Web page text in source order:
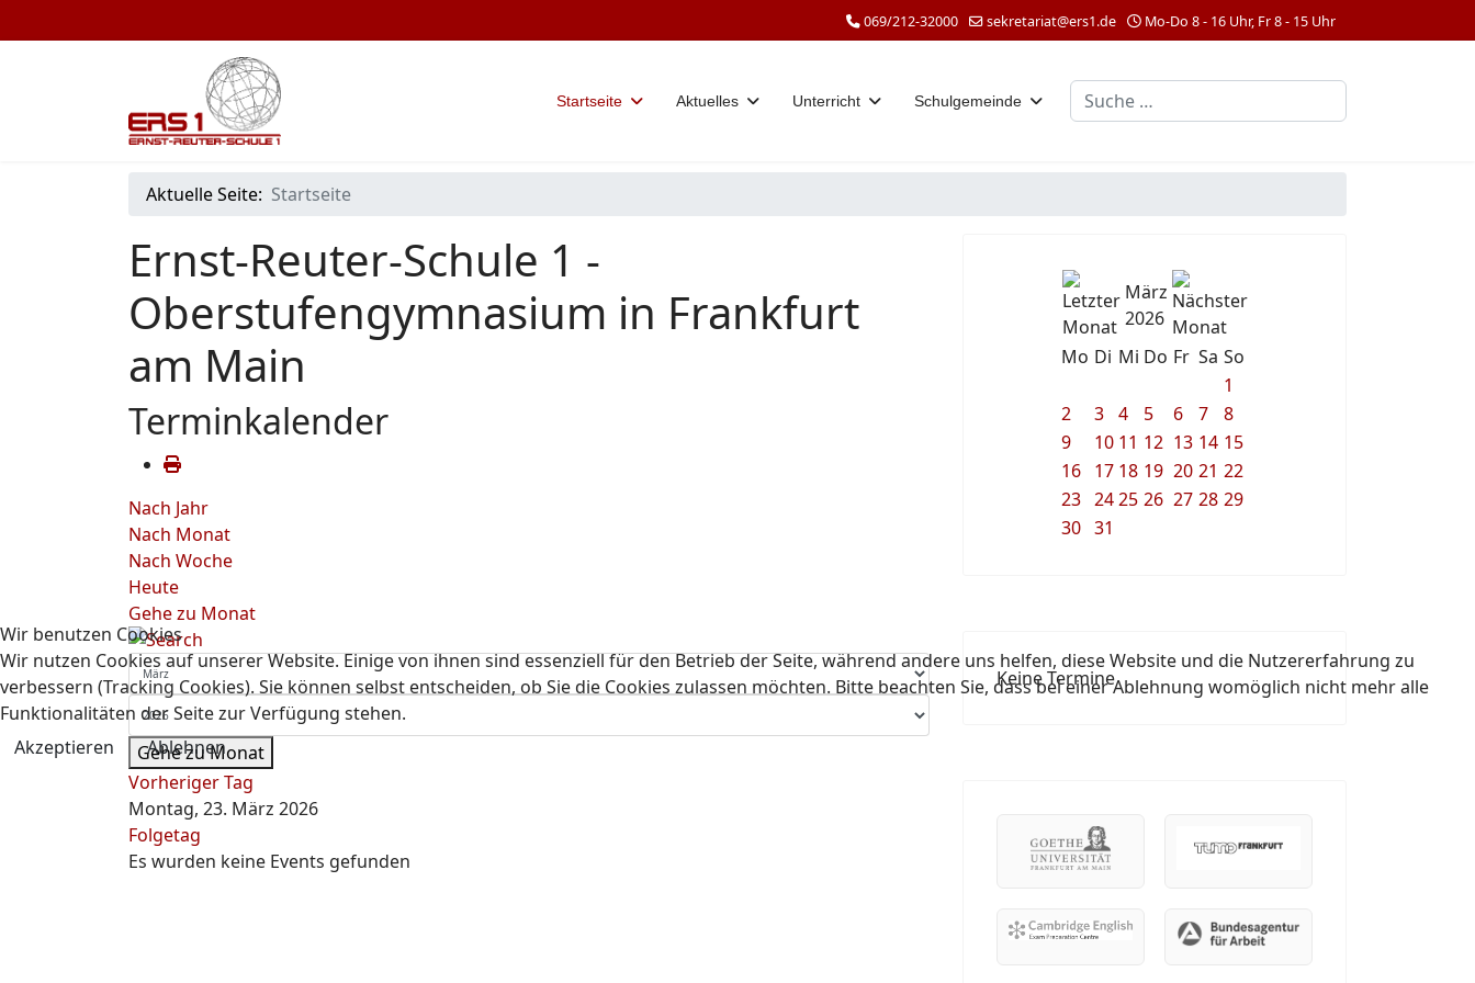
069/212-32000 sekretariat@ers1.de Mo-Do 8 - 16 Uhr, Fr 8 - 15 Uhr
Startseite Aktuelles Unterricht Schulgemeinde Suchen
Aktuelle Seite: Startseite
Ernst-Reuter-Schule 1 -
Oberstufengymnasium in Frankfurt
am Main
Terminkalender
Nach Jahr
Nach Monat
Nach Woche
Heute
Gehe zu Monat
Gehe zu Monat
Vorheriger Tag
Montag, 23. März 2026
Folgetag
Es wurden keine Events gefunden
März
2026
Mo Di Mi Do Fr Sa So
1
2
3 4 5 6 7
8
9
10 11 12 13 14 15
16
17 18 19 20 21 22
23 24 25 26 27 28 29
30 31
Keine Termine
Wir benutzen Cookies
Wir nutzen Cookies auf unserer Website. Einige von ihnen sind essenziell für den Betrieb der Seite, während andere uns helfen, diese Website und die Nutzererfahrung zu
verbessern (Tracking Cookies). Sie können selbst entscheiden, ob Sie die Cookies zulassen möchten. Bitte beachten Sie, dass bei einer Ablehnung womöglich nicht mehr alle
Funktionalitäten der Seite zur Verfügung stehen.
Akzeptieren
Ablehnen